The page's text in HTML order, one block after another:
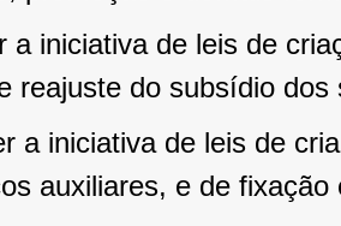
a iniciativa de leis de
reajuste do subsídio
a iniciativa de leis de
auxiliares, e de